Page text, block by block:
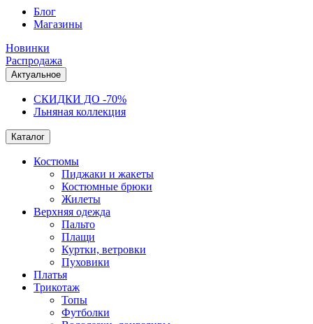
Блог
Магазины
Новинки
Распродажа
Актуальное
СКИДКИ ДО -70%
Льняная коллекция
Каталог
Костюмы
Пиджаки и жакеты
Костюмные брюки
Жилеты
Верхняя одежда
Пальто
Плащи
Куртки, ветровки
Пуховики
Платья
Трикотаж
Топы
Футболки